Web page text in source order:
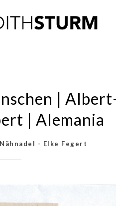
|
| Alemania
- Elke Fegert